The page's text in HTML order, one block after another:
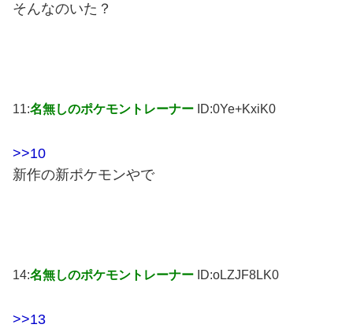
そんなのいた？
11:名無しのポケモントレーナー ID:0Ye+KxiK0
>>10
新作の新ポケモンやで
14:名無しのポケモントレーナー ID:oLZJF8LK0
>>13